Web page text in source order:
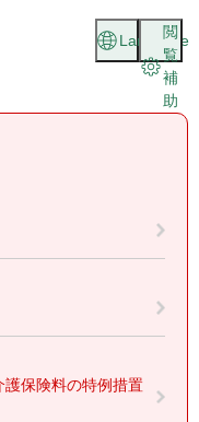
閲
覧
補
助
Language
保険料の特例措置